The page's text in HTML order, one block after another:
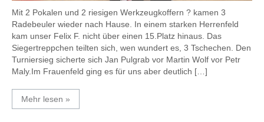
Mit 2 Pokalen und 2 riesigen Werkzeugkoffern ? kamen 3
Radebeuler wieder nach Hause. In einem starken Herrenfeld
kam unser Felix F. nicht über einen 15.Platz hinaus. Das
Siegertreppchen teilten sich, wen wundert es, 3 Tschechen. Den
Turniersieg sicherte sich Jan Pulgrab vor Martin Wolf vor Petr
Maly.Im Frauenfeld ging es für uns aber deutlich […]
Mehr lesen »